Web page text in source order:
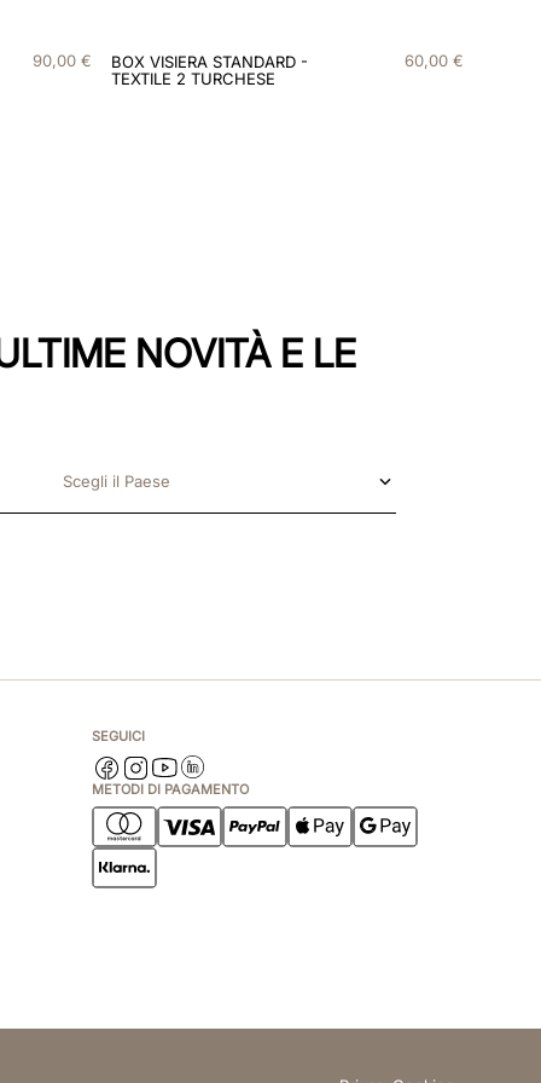
90,00 €
BOX VISIERA STANDARD -
TEXTILE 2 TURCHESE
60,00 €
NOVITÀ E LE
Scegli il Paese
SEGUICI
METODI DI PAGAMENTO